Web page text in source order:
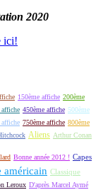
2020
ici!
150ème affiche 200ème
affiche 450ème affiche 500ème
affiche 750ème affiche 800ème
Aliens Arthur Conan
Bonne année 2012 ! Capes
américain Classique
Leroux D'après Marcel Aymé